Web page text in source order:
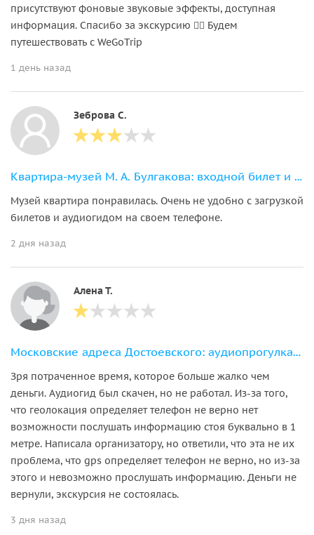
присутствуют фоновые звуковые эффекты, доступная
информация. Спасибо за экскурсию 👍🏻 Будем
путешествовать с WeGoTrip
1 день назад
Зеброва С.
Квартира-музей М. А. Булгакова: входной билет и аудиоэкскурсия по «нехорошей квартире»
Музей квартира понравилась. Очень не удобно с загрузкой
билетов и аудиогидом на своем телефоне.
2 дня назад
Алена Т.
Московские адреса Достоевского: аудиопрогулка по литературным местам столицы
Зря потраченное время, которое больше жалко чем
деньги. Аудиогид был скачен, но не работал. Из-за того,
что геолокация определяет телефон не верно нет
возможности послушать информацию стоя буквально в 1
метре. Написала организатору, но ответили, что эта не их
проблема, что gps определяет телефон не верно, но из-за
этого и невозможно прослушать информацию. Деньги не
вернули, экскурсия не состоялась.
3 дня назад